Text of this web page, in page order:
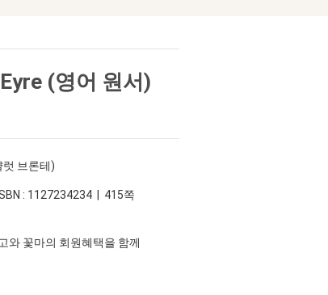
(영어 원서)
브론테)
: 1127234234 | 415쪽
와 꽃마의 회원혜택을 함께